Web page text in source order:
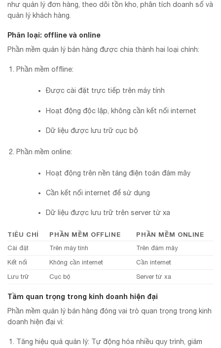
như quản lý đơn hàng, theo dõi tồn kho, phân tích doanh số và
quản lý khách hàng.
Phân loại: offline và online
Phần mềm quản lý bán hàng được chia thành hai loại chính:
Phần mềm offline:
Được cài đặt trực tiếp trên máy tính
Hoạt động độc lập, không cần kết nối internet
Dữ liệu được lưu trữ cục bộ
Phần mềm online:
Hoạt động trên nền tảng điện toán đám mây
Cần kết nối internet để sử dụng
Dữ liệu được lưu trữ trên server từ xa
TIÊU CHÍ PHẦN MỀM OFFLINE
PHẦN MỀM ONLINE
Cài đặt
Trên máy tính
Trên đám mây
Kết nối
Không cần internet
Cần internet
Lưu trữ
Cục bộ Server từ xa
Tầm quan trọng trong kinh doanh hiện đại
Phần mềm quản lý bán hàng đóng vai trò quan trọng trong kinh
doanh hiện đại vì:
Tăng hiệu quả quản lý: Tự động hóa nhiều quy trình, giảm